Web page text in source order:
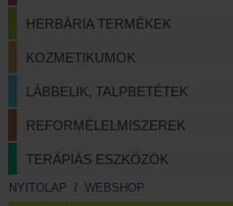
HERBÁRIA TERMÉKEK
KOZMETIKUMOK
LÁBBELIK, TALPBETÉTEK
REFORMÉLELMISZEREK
TERÁPIÁS ESZKÖZÖK
NYITOLAP / WEBSHOP